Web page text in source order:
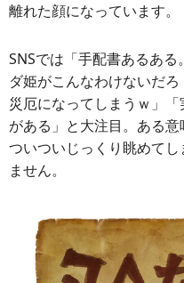
離れた顔になっています。
SNSでは「手配書あるあ
ダ姫がこんなわけないだ
災厄になってしまうｗ」
がある」と大注目。ある
ついついじっくり眺めて
ません。